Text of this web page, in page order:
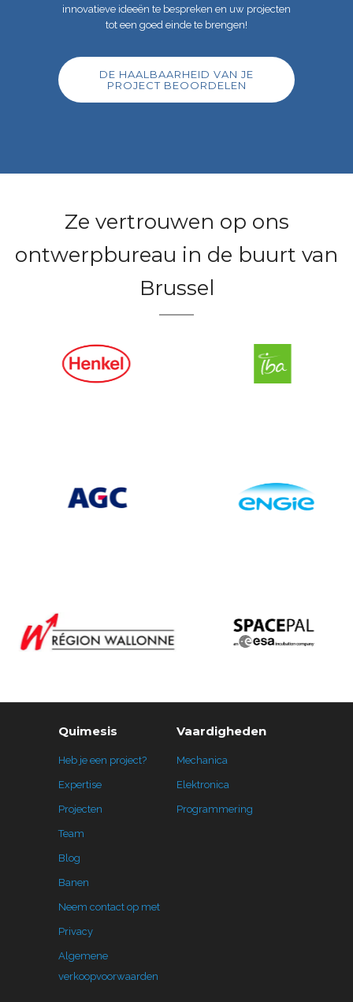
innovatieve ideeën te bespreken en uw projecten
tot een goed einde te brengen!
DE HAALBAARHEID VAN JE
PROJECT BEOORDELEN
Ze vertrouwen op ons
ontwerpbureau in de buurt van
Brussel
Quimesis
Heb je een project?
Expertise
Projecten
Team
Blog
Banen
Neem contact op met
Privacy
Algemene
verkoopvoorwaarden
Vaardigheden
Mechanica
Elektronica
Programmering